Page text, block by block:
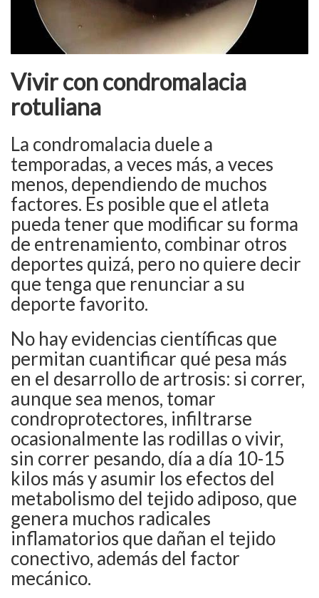
Vivir con condromalacia
rotuliana
La condromalacia duele a
temporadas, a veces más, a veces
menos, dependiendo de muchos
factores. Es posible que el atleta
pueda tener que modificar su forma
de entrenamiento, combinar otros
deportes quizá, pero no quiere decir
que tenga que renunciar a su
deporte favorito.
No hay evidencias científicas que
permitan cuantificar qué pesa más
en el desarrollo de artrosis: si correr,
aunque sea menos, tomar
condroprotectores, infiltrarse
ocasionalmente las rodillas o vivir,
sin correr pesando, día a día 10-15
kilos más y asumir los efectos del
metabolismo del tejido adiposo, que
genera muchos radicales
inflamatorios que dañan el tejido
conectivo, además del factor
mecánico.